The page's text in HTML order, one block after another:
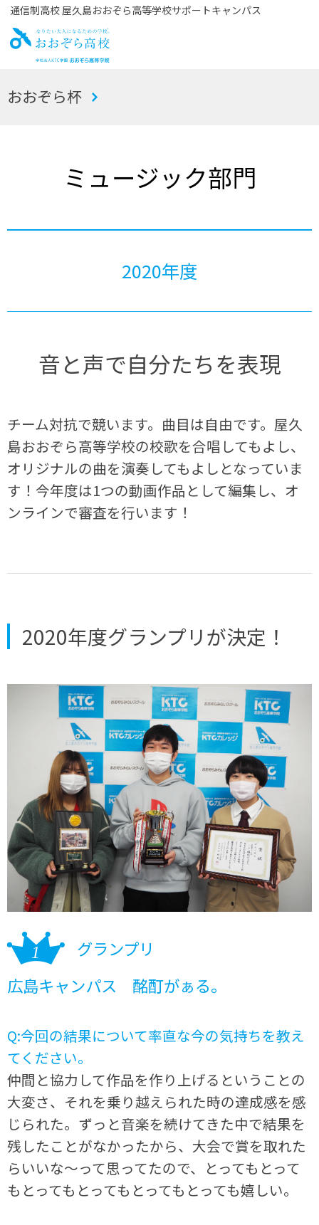
通信制高校 屋久島おおぞら高等学校サポートキャンパス
お
おおぞら杯
ミュージック部門
2020年度
音と声で自分たちを表現
チーム対抗で競います。曲目は自由です。屋久
島おおぞら高等学校の校歌を合唱してもよし、
オリジナルの曲を演奏してもよしとなっていま
す！今年度は1つの動画作品として編集し、オ
ンラインで審査を行います！
2020年度グランプリが決定！
グランプリ
広島キャンパス 酩酊がぁる。
Q:今回の結果について率直な今の気持ちを教え
てください。
仲間と協力して作品を作り上げるということの
大変さ、それを乗り越えられた時の達成感を感
じられた。ずっと音楽を続けてきた中で結果を
残したことがなかったから、大会で賞を取れた
らいいな〜って思ってたので、とってもとって
もとってもとってもとってもとっても嬉しい。